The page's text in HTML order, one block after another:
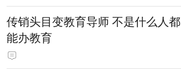
传销头目变教育导师 不是什么人都
能办教育